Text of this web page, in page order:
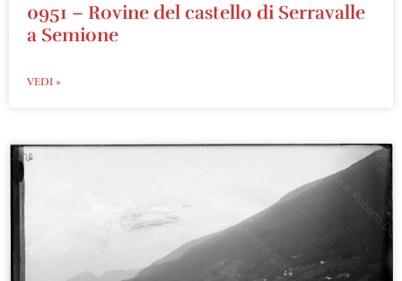
0951 – Rovine del castello di Serravalle
a Semione
VEDI »